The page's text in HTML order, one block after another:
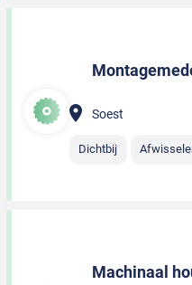
Soest
Dichtbij
Machinaal